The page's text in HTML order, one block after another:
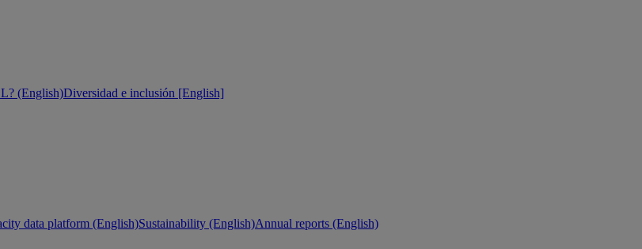
(English)Diversidad e inclusión [English]
data platform (English)Sustainability (English)Annual reports (English)